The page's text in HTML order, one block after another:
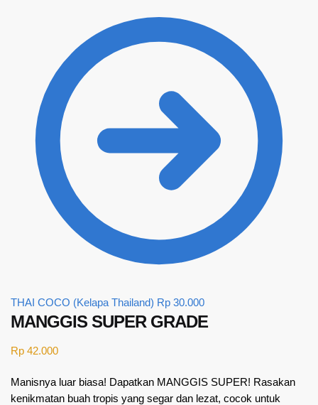
THAI COCO (Kelapa Thailand) Rp 30.000
MANGGIS SUPER GRADE
Rp 42.000
Manisnya luar biasa! Dapatkan MANGGIS SUPER! Rasakan
kenikmatan buah tropis yang segar dan lezat, cocok untuk